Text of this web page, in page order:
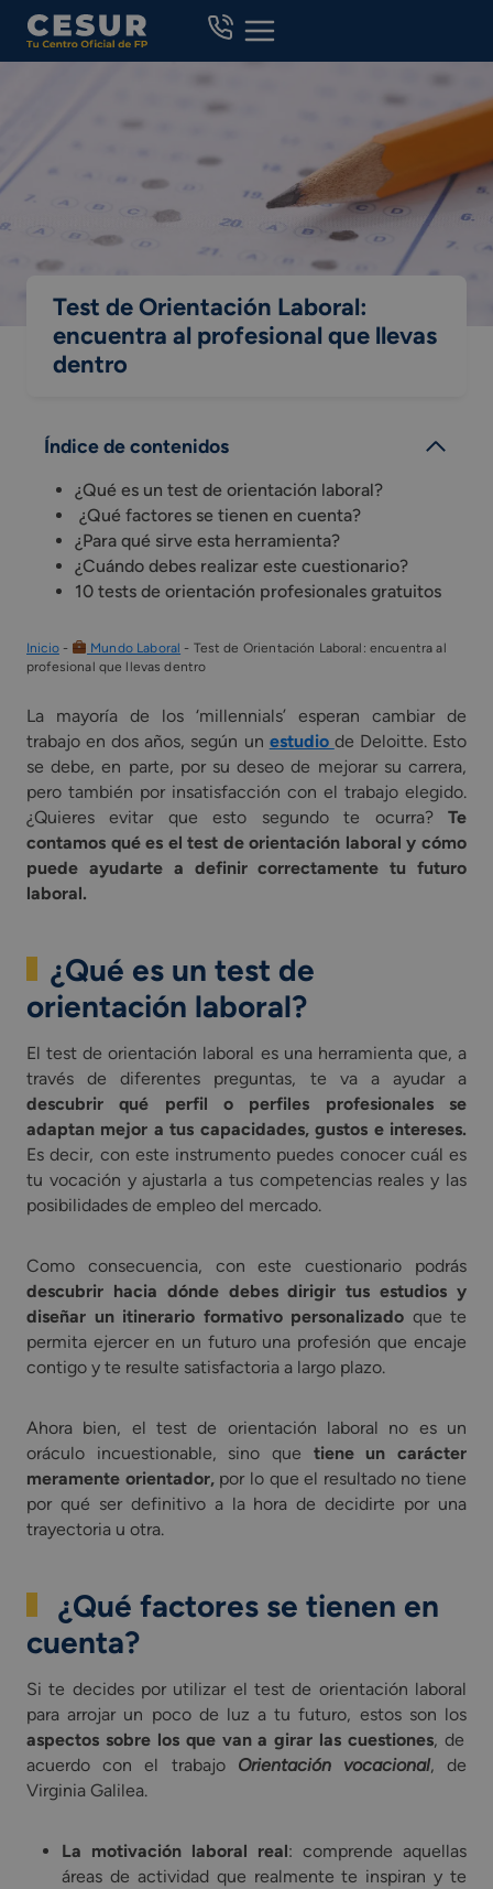
Skip
content
Test de Orientación Laboral:
encuentra al profesional que llevas
dentro
Índice de contenidos
¿Qué es un test de orientación laboral?
¿Qué factores se tienen en cuenta?
¿Para qué sirve esta herramienta?
¿Cuándo debes realizar este cuestionario?
10 tests de orientación profesionales gratuitos
Inicio- Mundo Laboral - Test de Orientación Laboral: encuentra al
profesional que llevas dentro
La mayoría de los ‘millennials’ esperan cambiar de
trabajo en dos años, según un estudio de Deloitte. Esto
se debe, en parte, por su deseo de mejorar su carrera,
pero también por insatisfacción con el trabajo elegido.
¿Quieres evitar que esto segundo te ocurra? Te
contamos qué es el test de orientación laboral y cómo
puede ayudarte a definir correctamente tu futuro
laboral.
¿Qué es un test de
orientación laboral?
El test de orientación laboral es una herramienta que, a
través de diferentes preguntas, te va a ayudar a
descubrir qué perfil o perfiles profesionales se
adaptan mejor a tus capacidades, gustos e intereses.
Es decir, con este instrumento puedes conocer cuál es
tu vocación y ajustarla a tus competencias reales y las
posibilidades de empleo del mercado.
Como consecuencia, con este cuestionario podrás
descubrir hacia dónde debes dirigir tus estudios y
diseñar un itinerario formativo personalizado que te
permita ejercer en un futuro una profesión que encaje
contigo y te resulte satisfactoria a largo plazo.
Ahora bien, el test de orientación laboral no es un
oráculo incuestionable, sino que tiene un carácter
meramente orientador,por lo que el resultado no tiene
por qué ser definitivo a la hora de decidirte por una
trayectoria u otra.
¿Qué factores se tienen en
cuenta?
Si te decides por utilizar el test de orientación laboral
para arrojar un poco de luz a tu futuro, estos son los
aspectos sobre los que van a girar las cuestiones, de
acuerdo con el trabajo Orientación vocacional, de
Virginia Galilea.
La motivación laboral real: comprende aquellas
áreas de actividad que realmente te inspiran y te